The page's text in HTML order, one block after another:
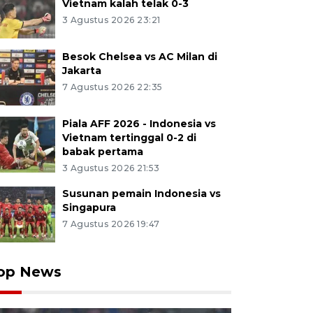
Vietnam kalah telak 0-3
3 Agustus 2026 23:21
Besok Chelsea vs AC Milan di
Jakarta
7 Agustus 2026 22:35
Piala AFF 2026 - Indonesia vs
Vietnam tertinggal 0-2 di
babak pertama
3 Agustus 2026 21:53
Susunan pemain Indonesia vs
Singapura
7 Agustus 2026 19:47
News